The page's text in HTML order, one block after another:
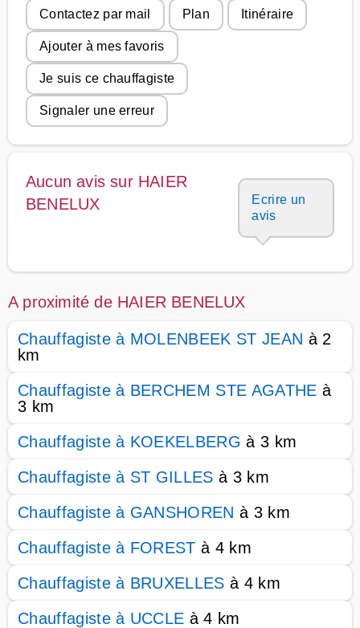
Contactez par mail Plan Itinéraire
Ajouter à mes favoris
Je suis ce chauffagiste
Signaler une erreur
Aucun avis sur HAIER
BENELUX
Ecrire un
avis
A proximité de HAIER BENELUX
Chauffagiste à MOLENBEEK ST JEAN à 2
km
Chauffagiste à BERCHEM STE AGATHE à
3 km
Chauffagiste à KOEKELBERG à 3 km
Chauffagiste à ST GILLES à 3 km
Chauffagiste à GANSHOREN à 3 km
Chauffagiste à FOREST à 4 km
Chauffagiste à BRUXELLES à 4 km
Chauffagiste à UCCLE à 4 km